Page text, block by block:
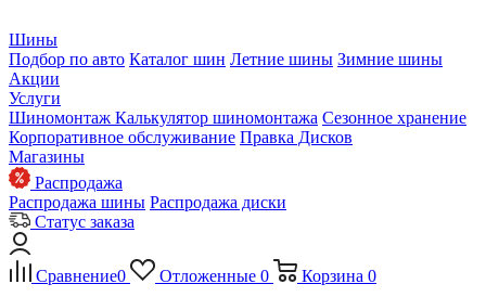
Шины
Подбор по авто Каталог шин Летние шины Зимние шины
Акции
Услуги
Шиномонтаж Калькулятор шиномонтажа Сезонное хранение
Корпоративное обслуживание Правка Дисков
Магазины
Распродажа
Распродажа шины Распродажа диски
Статус заказа
Сравнение0 Отложенные 0 Корзина 0